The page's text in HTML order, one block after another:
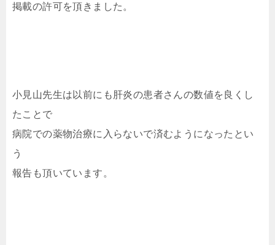
掲載の許可を頂きました。
小見山先生は以前にも肝炎の患者さんの数値を良くし
たことで
病院での薬物治療に入らないで済むようになったとい
う
報告も頂いています。